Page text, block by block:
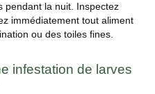
pendant la nuit. Inspectez
immédiatement tout aliment
ou des toiles fines.
infestation de larves